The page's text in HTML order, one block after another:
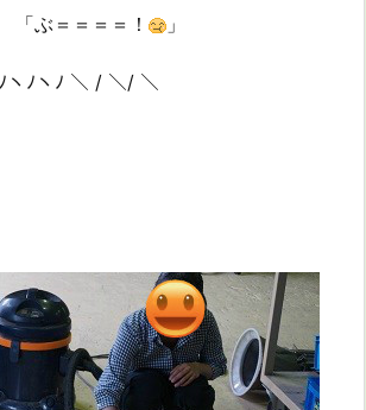
＝＝！ 」
ﾉヽﾉ ＼ / ＼/ ＼